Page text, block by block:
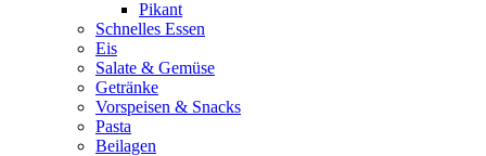
Pikant
Schnelles Essen
Eis
Salate & Gemüse
Getränke
Vorspeisen & Snacks
Pasta
Beilagen